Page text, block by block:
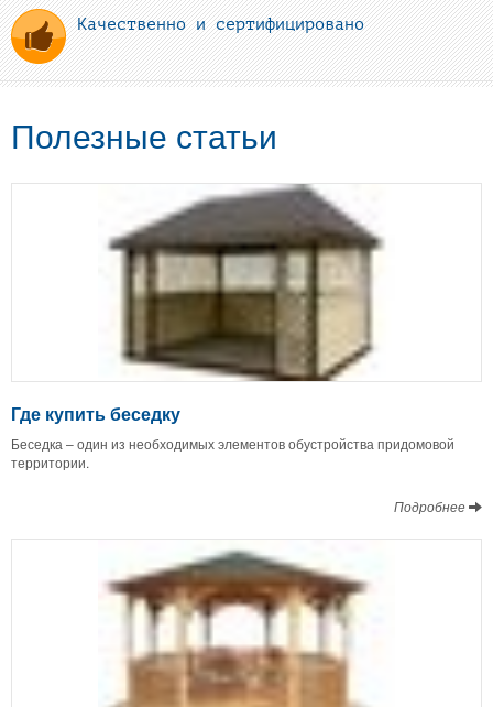
Качественно и сертифицировано
Полезные статьи
Где купить беседку
Беседка – один из необходимых элементов обустройства придомовой
территории.
Подробнее